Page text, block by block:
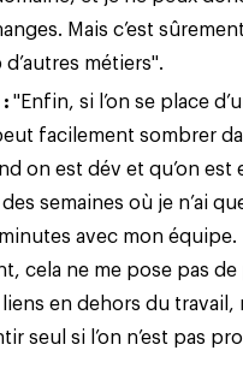
Mais c’est
métiers".
"Enfin, si l’on se place
facilement sombrer
on est dév et qu’on est
des semaines où je n’ai
avec mon équipe.
cela ne me pose pas
en dehors du travail,
seul si l’on n’est pas